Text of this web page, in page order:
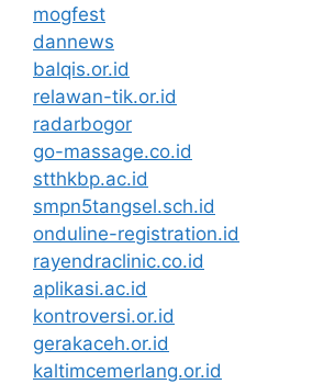
mogfest
dannews
balqis.or.id
relawan-tik.or.id
radarbogor
go-massage.co.id
stthkbp.ac.id
smpn5tangsel.sch.id
onduline-registration.id
rayendraclinic.co.id
aplikasi.ac.id
kontroversi.or.id
gerakaceh.or.id
kaltimcemerlang.or.id